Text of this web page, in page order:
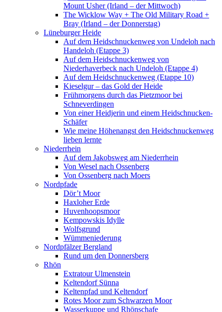
Mount Usher (Irland – der Mittwoch)
The Wicklow Way + The Old Military Road +
Bray (Irland – der Donnerstag)
Lüneburger Heide
Auf dem Heidschnuckenweg von Undeloh nach
Handeloh (Etappe 3)
Auf dem Heidschnuckenweg von
Niederhaverbeck nach Undeloh (Etappe 4)
Auf dem Heidschnuckenweg (Etappe 10)
Kieselgur – das Gold der Heide
Frühmorgens durch das Pietzmoor bei
Schneverdingen
Von einer Heidjerin und einem Heidschnucken-
Schäfer
Wie meine Höhenangst den Heidschnuckenweg
lieben lernte
Niederrhein
Auf dem Jakobsweg am Niederrhein
Von Wesel nach Ossenberg
Von Ossenberg nach Moers
Nordpfade
Dör’t Moor
Haxloher Erde
Huvenhoopsmoor
Kempowskis Idylle
Wolfsgrund
Wümmeniederung
Nordpfälzer Bergland
Rund um den Donnersberg
Rhön
Extratour Ulmenstein
Keltendorf Sünna
Keltenpfad und Keltendorf
Rotes Moor zum Schwarzen Moor
Wasserkuppe und Rhönschafe